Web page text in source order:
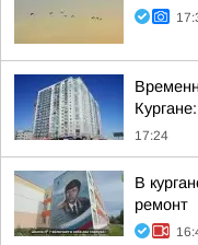
17:24
В
ремонт